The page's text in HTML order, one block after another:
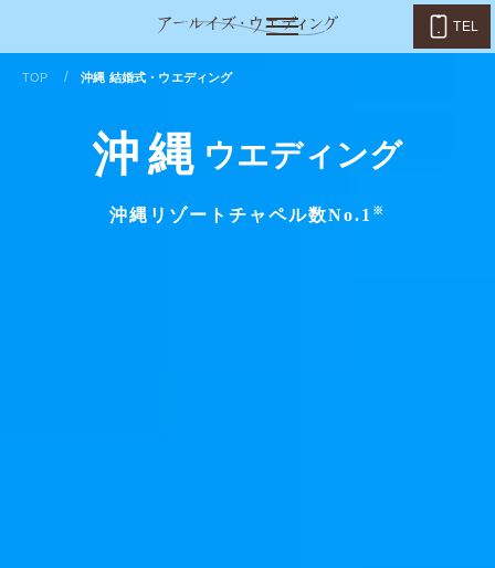
TEL
TOP / 沖縄 結婚式・ウエディング
沖縄 ウエディング
沖縄リゾートチャペル数No.1 ※